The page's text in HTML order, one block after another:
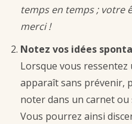
temps en temps ; votre
merci !
Notez vos idées
Lorsque vous ressentez
apparaît sans prévenir,
noter dans un carnet
Vous pourrez ainsi